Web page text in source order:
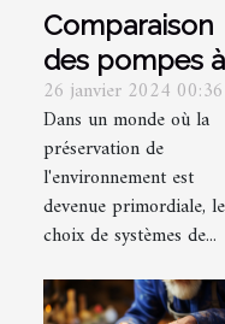
Comparaison
des pompes à
chaleur air-air
avec d'autres
systèmes de
chauffage
renouvelables
26 janvier 2024 00:36
Dans un monde où la
préservation de
l'environnement est
devenue primordiale, le
choix de systèmes de...